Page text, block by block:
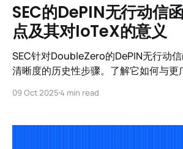
SEC的DePIN无行动信
点及其对IoTeX的意义
SEC针对DoubleZero的DePIN无行动
清晰度的历史性步骤。了解它如何与更
设施和人工智能方面的方法。
09 Oct 20254 min read